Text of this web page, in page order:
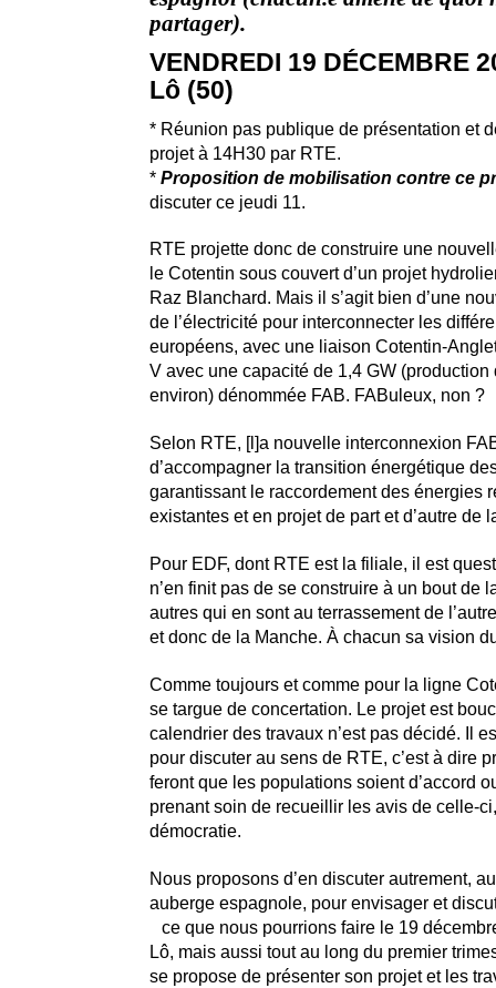
partager).
VENDREDI 19 DÉCEMBRE
Lô (50)
* Réunion pas publique de présentation et
projet à 14H30 par RTE.
* Proposition de mobilisation contre ce
discuter ce jeudi 11.
RTE projette donc de construire une
le Cotentin sous couvertd’un projet
Raz Blanchard. Mais il s’agit bien d’une
de l’électricité pour interconnecter les
européens, avec une liaison Cotentin-
V avec une capacité de 1,4 GW (production
environ) dénommée FAB. FABuleux, non ?
Selon RTE, [l]a nouvelle interconnexion
d’accompagner la transition énergétique
garantissant le raccordement des énergies
existantes et en projet de part et d’autre de
Pour EDF, dont RTE est la filiale, il est
n’en finit pas de se construire à un bout de
autres qui en sont au terrassement de
et donc de la Manche. À chacun sa vision
Comme toujours et comme pour la ligne
se targue de concertation. Le projet est
calendrier des travaux n’est pas décidé. Il
pour discuter au sens de RTE, c’est à dire
feront que les populations soient d’accord
prenant soin de recueillir les avis de celle-
démocratie.
Nous proposons d’en discuter autrement,
auberge espagnole, pour envisager et
ce que nous pourrions faire le 19
Lô, mais aussi tout au long du premier
se propose de présenter son projet et les